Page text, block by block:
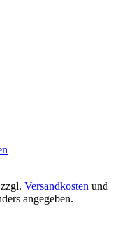
Versandkosten und
angegeben.